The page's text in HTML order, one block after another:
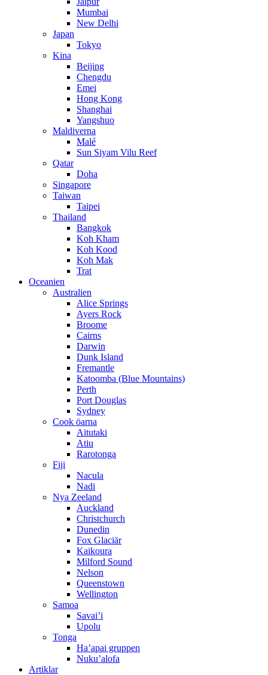
Mumbai
New Delhi
Japan
Tokyo
Kina
Beijing
Chengdu
Emei
Hong Kong
Shanghai
Yangshuo
Maldiverna
Malé
Sun Siyam Vilu Reef
Qatar
Doha
Singapore
Taiwan
Taipei
Thailand
Bangkok
Koh Kham
Koh Kood
Koh Mak
Trat
Oceanien
Australien
Alice Springs
Ayers Rock
Broome
Cairns
Darwin
Dunk Island
Fremantle
Katoomba (Blue Mountains)
Perth
Port Douglas
Sydney
Cook öarna
Aitutaki
Atiu
Rarotonga
Fiji
Nacula
Nadi
Nya Zeeland
Auckland
Christchurch
Dunedin
Fox Glaciär
Kaikoura
Milford Sound
Nelson
Queenstown
Wellington
Samoa
Savai’i
Upolu
Tonga
Ha’apai gruppen
Nuku’alofa
Artiklar